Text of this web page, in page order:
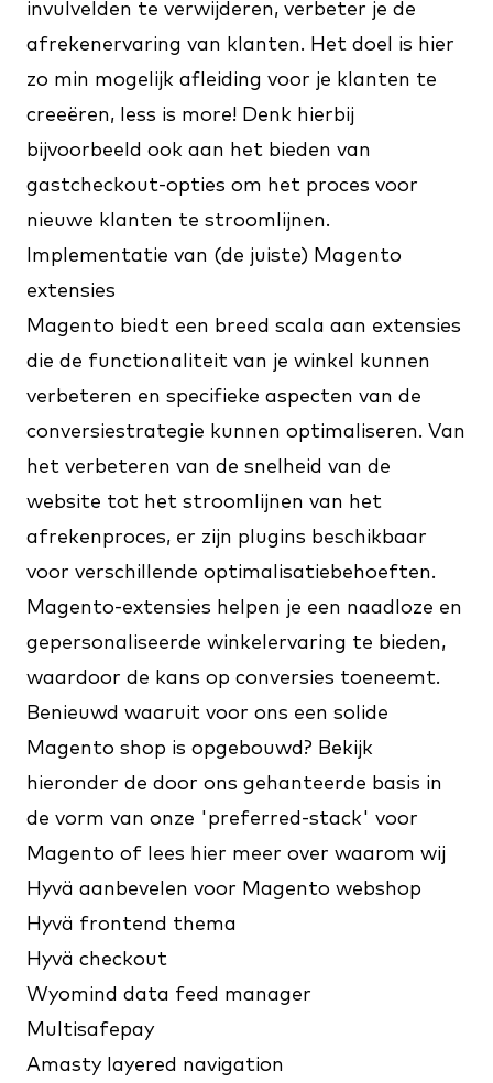
invulvelden te verwijderen, verbeter je de
afrekenervaring van klanten. Het doel is hier
zo min mogelijk afleiding voor je klanten te
creeëren, less is more! Denk hierbij
bijvoorbeeld ook aan het bieden van
gastcheckout-opties om het proces voor
nieuwe klanten te stroomlijnen.
Implementatie van (de juiste) Magento
extensies
Magento biedt een breed scala aan extensies
die de functionaliteit van je winkel kunnen
verbeteren en specifieke aspecten van de
conversiestrategie kunnen optimaliseren. Van
het verbeteren van de snelheid van de
website tot het stroomlijnen van het
afrekenproces, er zijn plugins beschikbaar
voor verschillende optimalisatiebehoeften.
Magento-extensies helpen je een naadloze en
gepersonaliseerde winkelervaring te bieden,
waardoor de kans op conversies toeneemt.
Benieuwd waaruit voor ons een solide
Magento shop is opgebouwd? Bekijk
hieronder de door ons gehanteerde basis in
de vorm van onze 'preferred-stack' voor
Magento of
lees hier meer over waarom wij
Hyvä aanbevelen voor Magento webshop
Hyvä frontend thema
Hyvä checkout
Wyomind data feed manager
Multisafepay
Amasty layered navigation